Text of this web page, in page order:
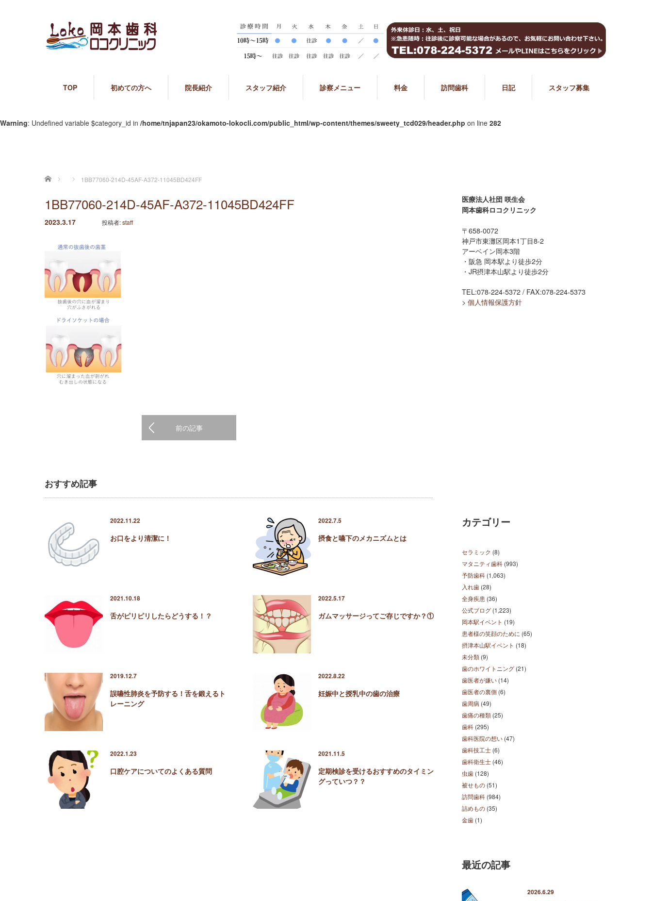
TOP 初めての方へ 院長紹介 スタッフ紹介 診察メニュー 料金 訪問歯科 日記 スタッフ募集
Warning: Undefined variable $category_id in /home/tnjapan23/okamoto-lokocli.com/public_html/wp-content/themes/sweety_tcd029/header.php on line 282
ホーム 1BB77060-214D-45AF-A372-11045BD424FF
1BB77060-214D-45AF-A372-11045BD424FF
2023.3.17 投稿者:staff
前の記事
おすすめ記事
2022.11.22
お口をより清潔に！
2022.7.5
摂食と嚥下のメカニズムとは
2021.10.18
舌がピリピリしたらどうする！？
2022.5.17
ガムマッサージってご存じですか？①
2019.12.7
誤嚥性肺炎を予防する！舌を鍛えるト
レーニング
2022.8.22
妊娠中と授乳中の歯の治療
2022.1.23
口腔ケアについてのよくある質問
2021.11.5
定期検診を受けるおすすめのタイミン
グっていつ？？
医療法人社団 咲生会
岡本歯科ロコクリニック
〒658-0072
神戸市東灘区岡本1丁目8-2
アーベイン岡本3階
・阪急 岡本駅より徒歩2分
・JR摂津本山駅より徒歩2分
TEL:078-224-5372 / FAX:078-224-5373
> 個人情報保護方針
カテゴリー
セラミック (8)
マタニティ歯科 (993)
予防歯科 (1,063)
入れ歯 (28)
全身疾患 (36)
公式ブログ (1,223)
岡本駅イベント (19)
患者様の笑顔のために (65)
摂津本山駅イベント (18)
未分類 (9)
歯のホワイトニング (21)
歯医者が嫌い (14)
歯医者の裏側 (6)
歯周病 (49)
歯痛の種類 (25)
歯科 (295)
歯科医院の想い (47)
歯科技工士 (6)
歯科衛生士 (46)
虫歯 (128)
被せもの (51)
訪問歯科 (984)
詰めもの (35)
金歯 (1)
最近の記事
2026.6.29